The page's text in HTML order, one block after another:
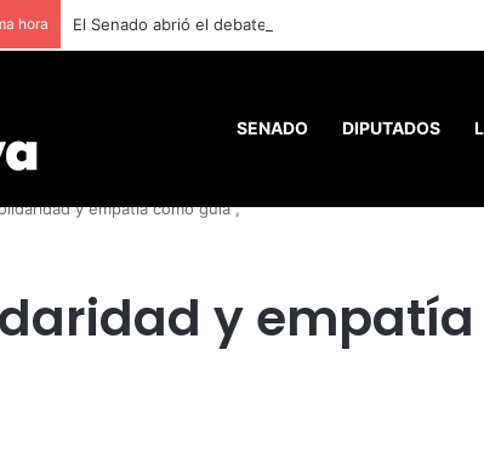
hora El Senado abrió el debate del Súper RIGI y convocó a
SENADO DIPUTADOS
y empatía como guía”,
y